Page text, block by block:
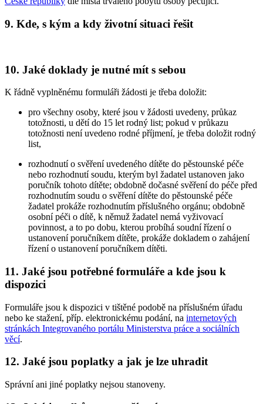
9. Kde, s kým a kdy životní situaci řešit
10. Jaké doklady je nutné mít s sebou
K řádně vyplněnému formuláři žádosti je třeba doložit:
pro všechny osoby, které jsou v žádosti uvedeny, průkaz
totožnosti, u dětí do 15 let rodný list; pokud v průkazu
totožnosti není uvedeno rodné příjmení, je třeba doložit rodný
list,
rozhodnutí o svěření uvedeného dítěte do pěstounské péče
nebo rozhodnutí soudu, kterým byl žadatel ustanoven jako
poručník tohoto dítěte; obdobně dočasné svěření do péče před
rozhodnutím soudu o svěření dítěte do pěstounské péče
žadatel prokáže rozhodnutím příslušného orgánu; obdobně
osobní péči o dítě, k němuž žadatel nemá vyživovací
povinnost, a to po dobu, kterou probíhá soudní řízení o
ustanovení poručníkem dítěte, prokáže dokladem o zahájení
řízení o ustanovení poručníkem dítěti.
11. Jaké jsou potřebné formuláře a kde jsou k
dispozici
Formuláře jsou k dispozici v tištěné podobě na příslušném úřadu
nebo ke stažení, příp. elektronickému podání, na internetových
stránkách Integrovaného portálu Ministerstva práce a sociálních
věcí.
12. Jaké jsou poplatky a jak je lze uhradit
Správní ani jiné poplatky nejsou stanoveny.